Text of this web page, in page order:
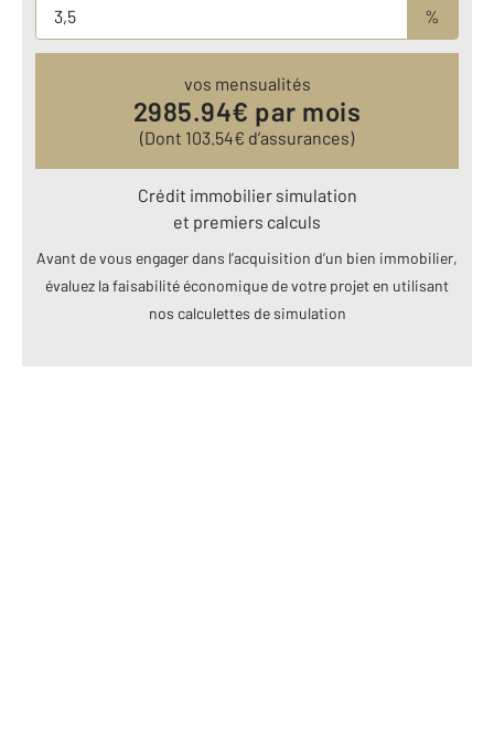
%
vos mensualités
2985.94€ par mois
(Dont 103.54€ d’assurances)
Crédit immobilier simulation
et premiers calculs
Avant de vous engager dans l’acquisition d’un bien immobilier,
évaluez la faisabilité économique de votre projet en utilisant
nos calculettes de simulation